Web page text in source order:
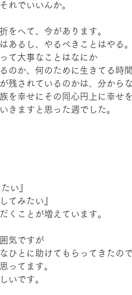
れでいいんか。
をへて、今があります。
あるし、やるべきことはやる
て大事なことはなにか
のか、何のために生きてる時
残されているのかは、分から
を幸せにその同心円上に幸せ
きますと思った週でした。
い』
てみたい』
くことが増えています。
気ですが
ひとに助けてもらってきたの
ってます。
いです。